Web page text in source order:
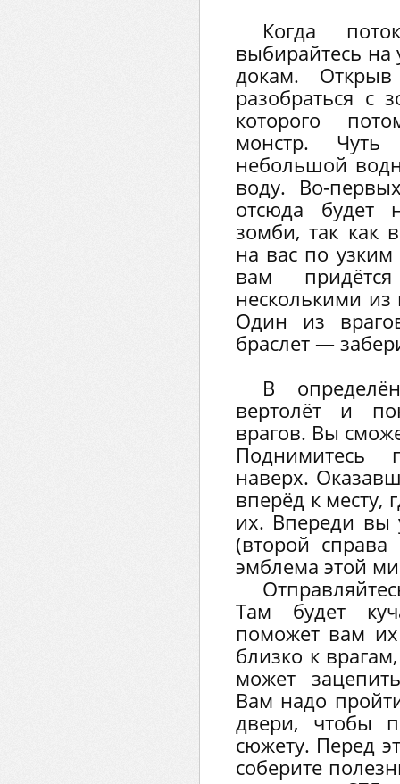
Когда
выбирайтесь на
докам.
разобраться с
которого
монстр.
небольшой
воду. Во-
отсюда будет
зомби, так как
на вас по
вам
несколькими
Один из
браслет —
В
вертолёт и
врагов. Вы
Поднимитесь
наверх.
вперёд к месту,
их. Впереди вы
(второй справа
эмблема этой
Там будет
поможет вам
близко к
может
Вам надо
двери, чтобы
сюжету. Перед
соберите